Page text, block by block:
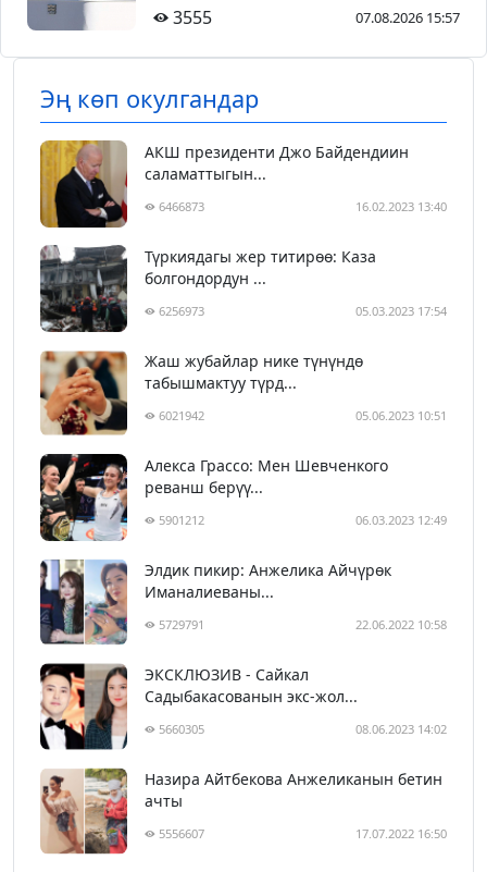
3555 07.08.2026 15:57
Эң көп окулгандар
АКШ президенти Джо Байдендиин
саламаттыгын...
6466873 16.02.2023 13:40
Түркиядагы жер титирөө: Каза
болгондордун ...
6256973 05.03.2023 17:54
Жаш жубайлар нике түнүндө
табышмактуу түрд...
6021942 05.06.2023 10:51
Алекса Грассо: Мен Шевченкого
реванш берүү...
5901212 06.03.2023 12:49
Элдик пикир: Анжелика Айчүрөк
Иманалиеваны...
5729791 22.06.2022 10:58
ЭКСКЛЮЗИВ - Сайкал
Садыбакасованын экс-жол...
5660305 08.06.2023 14:02
Назира Айтбекова Анжеликанын бетин
ачты
5556607 17.07.2022 16:50